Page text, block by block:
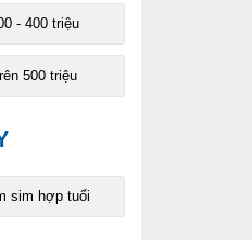
- 400 triệu
500 triệu
sim hợp tuổi